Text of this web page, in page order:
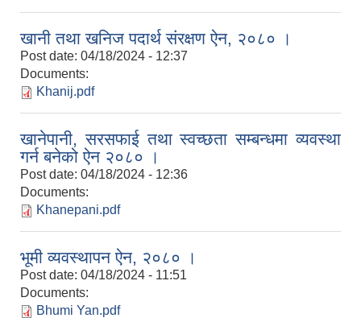
खानी तथा खनिज पदार्थ संरक्षण ऐन, २०८० ।
Post date: 04/18/2024 - 12:37
Documents:
Khanij.pdf
खानेपानी, सरसफाई तथा स्वच्छता सम्बन्धमा व्यवस्था
गर्न बनेको ऐन २०८० ।
Post date: 04/18/2024 - 12:36
Documents:
Khanepani.pdf
भूमी व्यवस्थापन ऐन, २०८० ।
Post date: 04/18/2024 - 11:51
Documents:
Bhumi Yan.pdf